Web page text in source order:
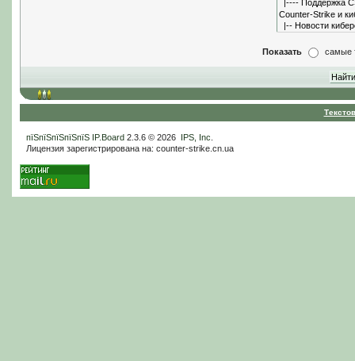
Показать самые
пїЅпїЅпїЅпїЅпїЅ IP.Board2.3.6 © 2026 IPS, Inc
Лицензия зарегистрирована на: counter-strike.cn.ua